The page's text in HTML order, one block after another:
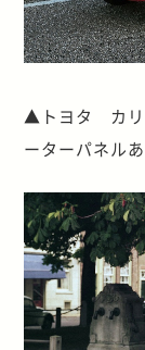
▲トヨタ カリ
ーターパネル